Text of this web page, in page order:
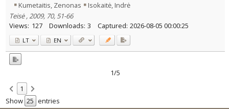
Kumetaitis, Zenonas
Isokaitė, Indrė
Teisė , 2009, 70, 51-66
Views: 127 Downloads: 3 Captured: 2026-08-05 00:00:25
LT EN
1/5
1
Show
entries